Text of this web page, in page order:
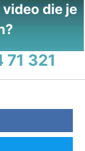
die je
321